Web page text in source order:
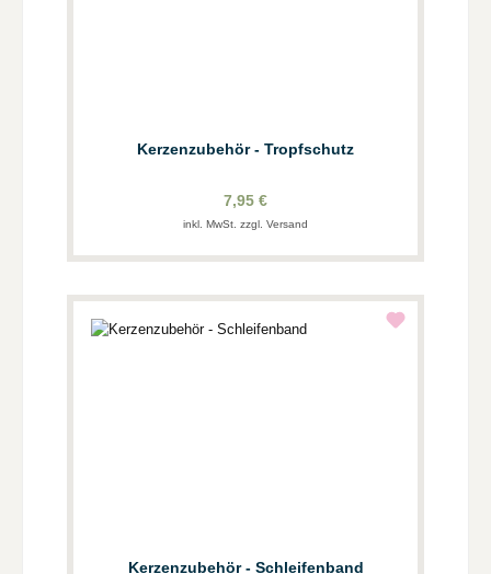
Kerzenzubehör - Tropfschutz
7,95 €
inkl. MwSt. zzgl. Versand
Kerzenzubehör - Schleifenband